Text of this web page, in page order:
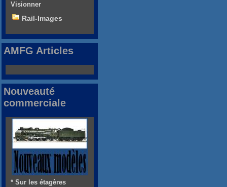
Visionner
Rail-Images
AMFG Articles
Nouveauté
commerciale
* Sur les étagères